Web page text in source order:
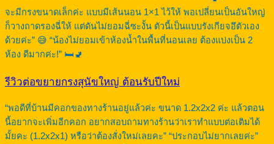
จะมีกรงขนาดเล็กค่ะ แบบมีเส้นนอน 1×1 ไว้ให้ พอเปลี่ยนเป็นอันใหญ่
ก็วางถาดรองฉี่ให้ แต่ดันไม่ยอมฉี่ซะงั้น ตัวนี้เป็นแบบรังเกียจอึตัวเอง
ด้วยค่ะ” 😅 “น้องไม่ยอมเข้าห้องน้ำในพื้นที่นอนเลย ต้องแบ่งเป็น 2
ห้อง ดีมากค่ะ!” 🛏️🚽
รีวิวต่อขยายกรงสุนัขใหญ่ ต้อนรับปีใหม่
“พอดีที่บ้านมีคอกของทางร้านอยู่แล้วค่ะ ขนาด 1.2x2x2 ค่ะ แล้วตอน
นี้อยากจะเพิ่มอีกคอก อยากสอบถามทางร้านว่าเราทำแบบต่อเติมได้
มั้ยคะ (1.2x2x1) หรือว่าต้องสั่งใหม่เลยคะ” “ประกอบไม่ยากเลยค่ะ”